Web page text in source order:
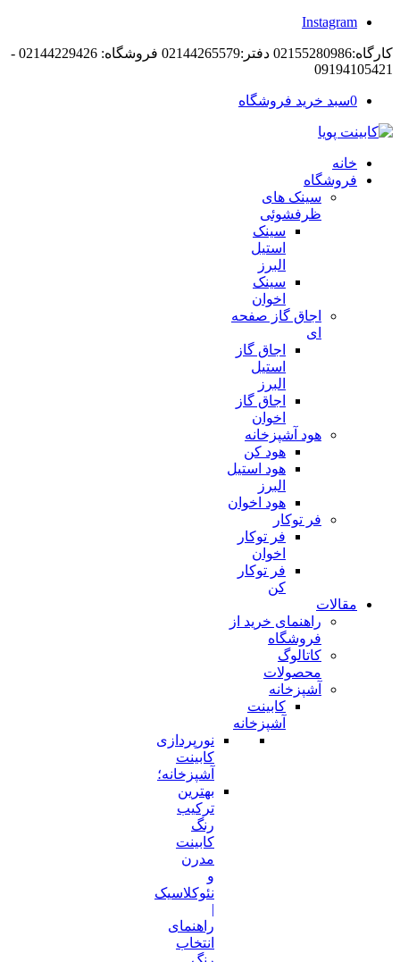
Instagram
کارگاه:02155280986 دفتر:02144265579 فروشگاه: 02144229426 -
سبد خرید فروشگاه
خانه
فروشگاه
سینک های
ظرفشوئی
سینک
استیل
سینک
اخوان
اجاق گاز صفحه
اجاق گاز
استیل
اجاق گاز
اخوان
هود آشپزخانه
هود کن
هود استیل
هود اخوان
فر توکار
فر توکار
اخوان
فر توکار
مقالات
راهنمای خرید از
فروشگاه
کاتالوگ
محصولات
آشپزخانه
کابینت
آشپزخانه
نورپردازی
کابینت
آشپزخانه؛
بهترین
ترکیب
کابینت
مدرن
نئوکلاسیک
راهنمای
انتخاب